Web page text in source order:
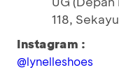
118,
Instagram :
@lynelleshoes